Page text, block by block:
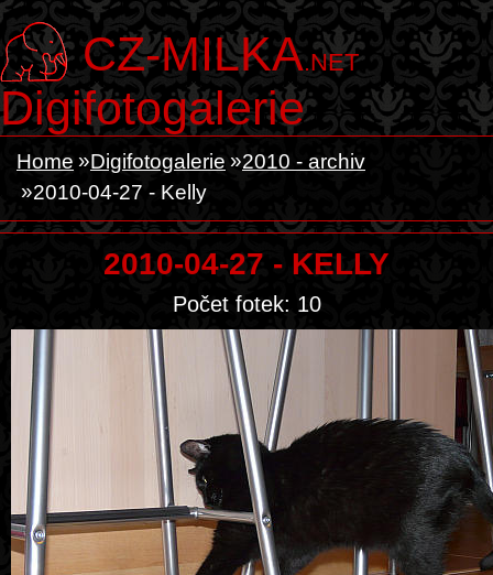
CZ-MILKA.NET
Digifotogalerie
Home Digifotogalerie
2010 - archiv
2010-04-27 - Kelly
2010-04-27 - KELLY
Počet fotek: 10